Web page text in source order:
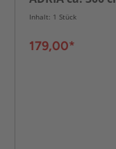
Ø, natur
Inhalt: 1 Stück
179,00*